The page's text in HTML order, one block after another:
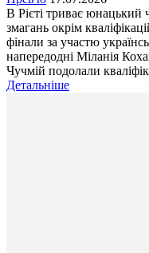
В Рієті триває
змагань окрім
фінали за участю
напередодні Міланія
Чучмій подолали
Детальніше